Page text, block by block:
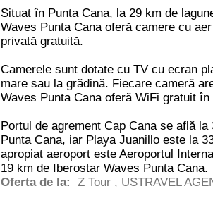
Situat în Punta Cana, la 29 km de
Waves Punta Cana oferă camere cu
privată gratuită.
Camerele sunt dotate cu TV cu ecran
mare sau la grădină. Fiecare cameră
Waves Punta Cana oferă WiFi gratuit
Portul de agrement Cap Cana se află
Punta Cana, iar Playa Juanillo este la
apropiat aeroport este Aeroportul
19 km de Iberostar Waves Punta Cana.
Oferta de la:
Z Tour , USTRAVEL